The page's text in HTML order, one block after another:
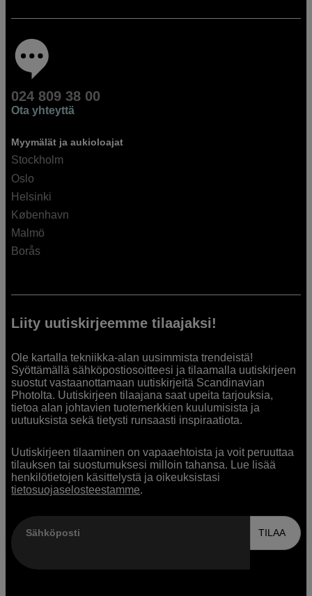
024 809 38 00
Ota yhteyttä
Myymälät ja aukioloajat
Stockholm
Oslo
Helsinki
København
Malmö
Borås
Liity uutiskirjeemme tilaajaksi!
Ole kartalla tekniikka-alan uusimmista trendeistä!
Syöttämällä sähköpostiosoitteesi ja tilaamalla uutiskirjeen
suostut vastaanottamaan uutiskirjeitä Scandinavian
Photolta. Uutiskirjeen tilaajana saat upeita tarjouksia,
tietoa alan johtavien tuotemerkkien kuulumisista ja
uutuuksista sekä tietysti runsaasti inspiraatiota.
Uutiskirjeen tilaaminen on vapaaehtoista ja voit peruuttaa
tilauksen tai suostumuksesi milloin tahansa. Lue lisää
henkilötietojen käsittelystä ja oikeuksistasi
tietosuojaselosteestamme.
Sähköposti TILAA